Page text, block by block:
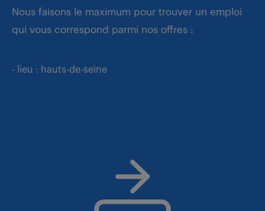
Nous faisons le maximum pour trouver un emploi
qui vous correspond parmi nos offres :
- lieu : hauts-de-seine